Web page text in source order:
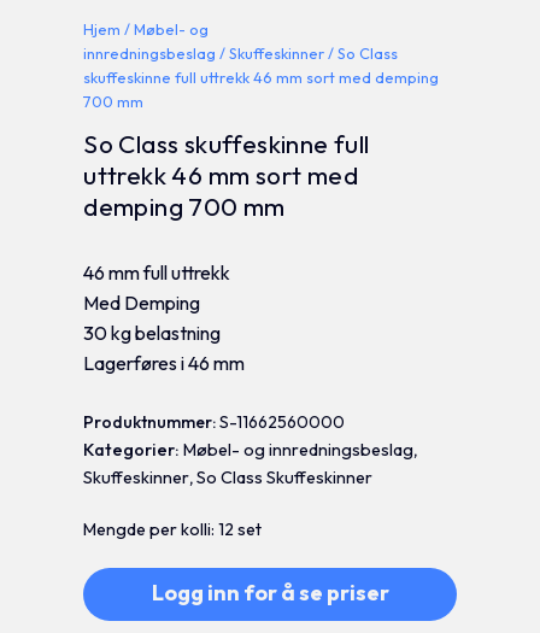
Hjem /Møbel- og
innredningsbeslag /Skuffeskinner/ So Class
skuffeskinne full uttrekk 46 mm sort med demping
700 mm
So Class skuffeskinne full
uttrekk 46 mm sort med
demping 700 mm
46 mm full uttrekk
Med Demping
30 kg belastning
Lagerføres i 46 mm
Produktnummer:S-11662560000
Kategorier:Møbel- og innredningsbeslag,
Skuffeskinner,So Class Skuffeskinner
Mengde per kolli: 12 set
Logg inn for å se priser